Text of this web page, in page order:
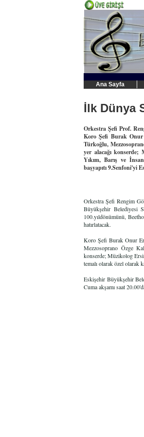
Ana Sayfa
İlk Dünya
Orkestra Şefi Prof.
Koro Şefi Burak Onur
Türkoğlu,
yer alacağı
Yıkım, Barış ve
başyapıtı 9.Senfoni'yi
Orkestra Şefi Rengim
Büyükşehir Belediyesi
100.yıldönümünü,
hatırlatacak.
Koro Şefi Burak Onur
Mezzosoprano Özge
konserde; Müzikolog
temalı olarak özel olarak
Eskişehir Büyükşehir
Cuma akşamı saat